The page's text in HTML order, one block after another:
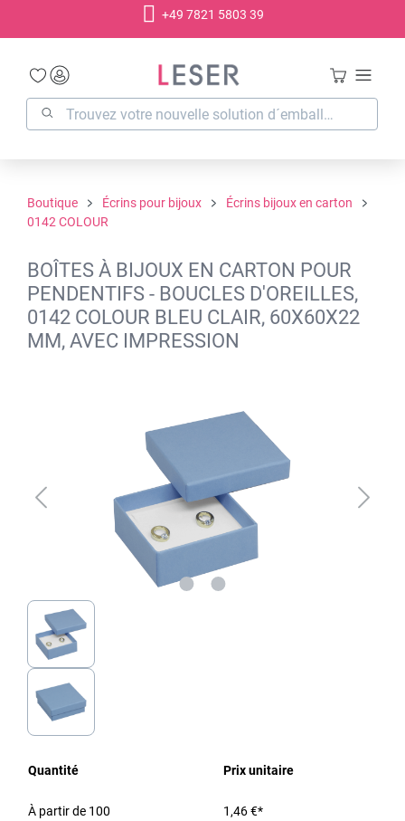
+49 7821 5803 39
Boutique Écrins pour bijoux
Écrins bijoux en carton
0142 COLOUR
BOÎTES À BIJOUX EN CARTON POUR
PENDENTIFS - BOUCLES D'OREILLES,
0142 COLOUR BLEU CLAIR, 60X60X22
MM, AVEC IMPRESSION
Quantité Prix unitaire
À partir de 100 1,46 €*